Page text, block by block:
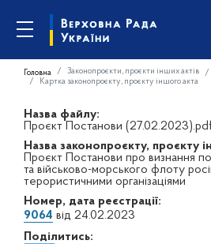
Головна Законопроєкти, проєкти інших актів
Картка законопроєкту, проєкту іншого акта
Назва файлу:
Проєкт Постанови
Назва законопроєкту, проєкту
Проєкт Постанови про визнання
та військово-морського флоту
терористичними організаціями
Номер, дата реєстрації:
9064 від 24.02.2023
Поділитись: